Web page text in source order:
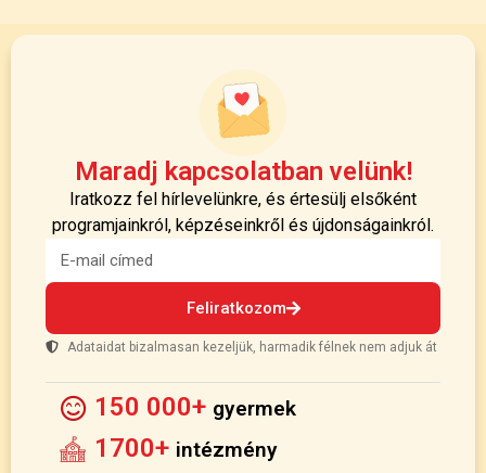
Maradj kapcsolatban velünk!
Iratkozz fel hírlevelünkre, és értesülj elsőként
programjainkról, képzéseinkről és újdonságainkról.
Feliratkozom
Adataidat bizalmasan kezeljük, harmadik félnek nem adjuk át
150 000+ gyermek
1700+ intézmény